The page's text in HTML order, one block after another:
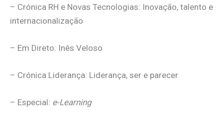
– Crónica RH e Novas Tecnologias: Inovação, talento e
internacionalização
– Em Direto: Inês Veloso
– Crónica Liderança: Liderança, ser e parecer
– Especial: e-Learning